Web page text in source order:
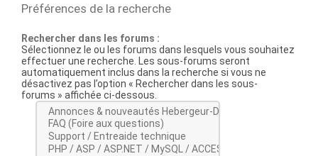
Préférences de la recherche
Rechercher dans les forums :
Sélectionnez le ou les forums dans lesquels vous souhaitez
effectuer une recherche. Les sous-forums seront
automatiquement inclus dans la recherche si vous ne
désactivez pas l’option « Rechercher dans les sous-
forums » affichée ci-dessous.